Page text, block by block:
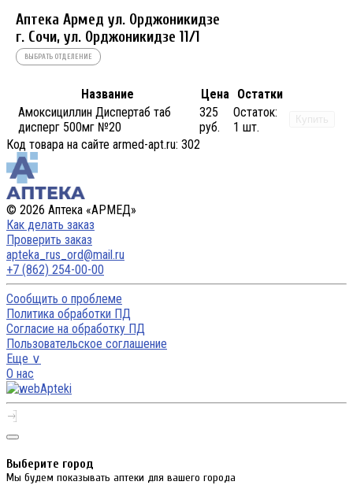
Аптека Армед ул. Орджоникидзе
г. Сочи, ул. Орджоникидзе 11/1
ВЫБРАТЬ ОТДЕЛЕНИЕ
Название Цена
Остатки
Амоксициллин Диспертаб таб
дисперг 500мг №20
325
руб.
Остаток:
1 шт.
Купить
Код товара на сайте armed-apt.ru: 302
© 2026 Аптека «АРМЕД»
Как делать заказ
Проверить заказ
apteka_rus_ord@mail.ru
+7 (862) 254-00-00
Сообщить о проблеме
Политика обработки ПД
Согласие на обработку ПД
Пользовательское соглашение
Еще ∨
О нас
Выберите город
Мы будем показывать аптеки для вашего города